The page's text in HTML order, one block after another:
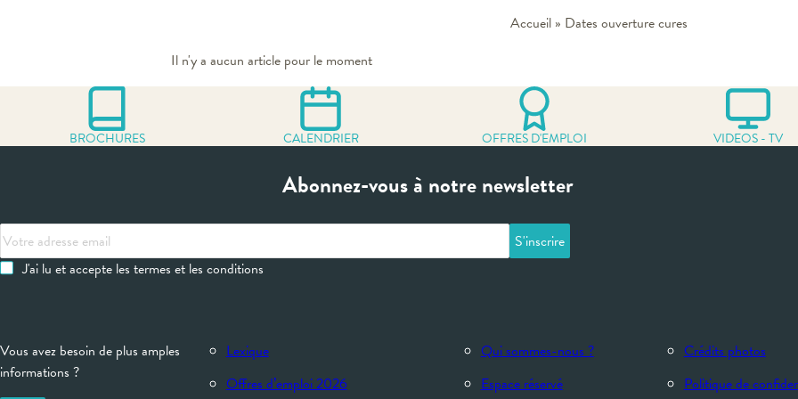
Accueil» Dates ouverture cures
Il n'y a aucun article pour le moment
BROCHURES CALENDRIER OFFRES D'EMPLOI VIDEOS - TV
Abonnez-vous à notre newsletter
Votre
adresse
emailJ'ai lu et accepte les termes et les conditions
Vous avez besoin de plus amples
informations ?
Lexique
Offres d’emploi 2026
Qui sommes-nous ?
Espace réservé
Crédits photos
Politique de